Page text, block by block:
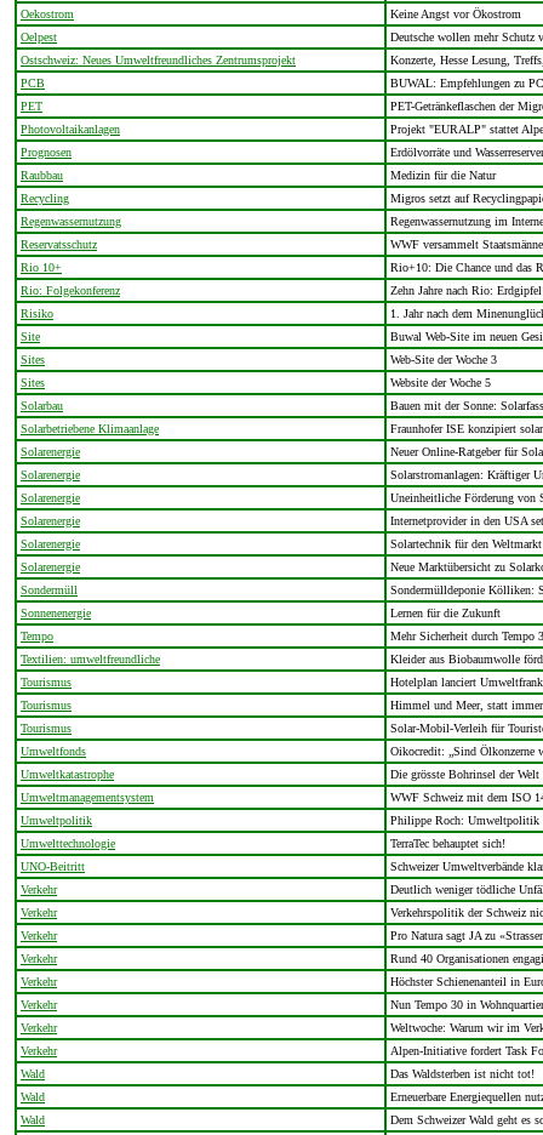
Oekostrom
Keine Angst vor Ökostrom
Oelpest
Deutsche wollen mehr Schutz
Ostschweiz: Neues Umweltfreundliches Zentrumsprojekt
Konzerte, Hesse Lesung,
PCB
BUWAL: Empfehlungen zu
PET
PET-Getränkeflaschen der
Photovoltaikanlagen
Projekt "EURALP" stattet
Prognosen
Erdölvorräte und
Raubbau
Medizin für die Natur
Recycling
Migros setzt auf
Regenwassernutzung
Regenwassernutzung im
Reservatsschutz
WWF versammelt
Rio 10+
Rio+10: Die Chance und das
Rio: Folgekonferenz
Zehn Jahre nach Rio:
Risiko
1. Jahr nach dem
Site
Buwal Web-Site im neuen
Sites
Web-Site der Woche 3
Sites
Website der Woche 5
Solarbau
Bauen mit der Sonne:
Solarbetriebene Klimaanlage
Fraunhofer ISE konzipiert
Solarenergie
Neuer Online-Ratgeber für
Solarenergie
Solarstromanlagen: Kräftiger
Solarenergie
Uneinheitliche Förderung von
Solarenergie
Internetprovider in den USA
Solarenergie
Solartechnik für den Weltmarkt
Solarenergie
Neue Marktübersicht zu
Sondermüll
Sondermülldeponie Kölliken:
Sonnenenergie
Lernen für die Zukunft
Tempo
Mehr Sicherheit durch Tempo
Textilien: umweltfreundliche
Kleider aus Biobaumwolle
Tourismus
Hotelplan lanciert
Tourismus
Himmel und Meer, statt
Tourismus
Solar-Mobil-Verleih für
Umweltfonds
Oikocredit: „Sind Ölkonzerne
Umweltkatastrophe
Die grösste Bohrinsel der Welt
Umweltmanagementsystem
WWF Schweiz mit dem ISO
Umweltpolitik
Philippe Roch: Umweltpolitik
Umwelttechnologie
TerraTec behauptet sich!
UNO-Beitritt
Schweizer Umweltverbände
Verkehr
Deutlich weniger tödliche
Verkehr
Verkehrspolitik der Schweiz
Verkehr
Pro Natura sagt JA zu
Verkehr
Rund 40 Organisationen
Verkehr
Höchster Schienenanteil in
Verkehr
Nun Tempo 30 in
Verkehr
Weltwoche: Warum wir im
Verkehr
Alpen-Initiative fordert Task
Wald
Das Waldsterben ist nicht tot!
Wald
Erneuerbare Energiequellen
Wald
Dem Schweizer Wald geht es